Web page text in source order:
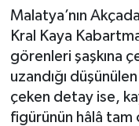
Malatya’nın
Kral Kaya
görenleri şaşkına
uzandığı
çeken detay ise,
figürünün hâlâ tam